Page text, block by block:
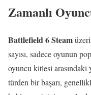
Zamanlı
Battlefield 6 Steam
sayısı, sadece oyunun
oyuncu kitlesi arasındaki
türden bir başarı,